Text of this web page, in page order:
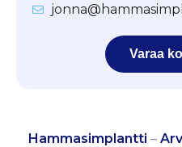
Varaa
Hammasimplantti –